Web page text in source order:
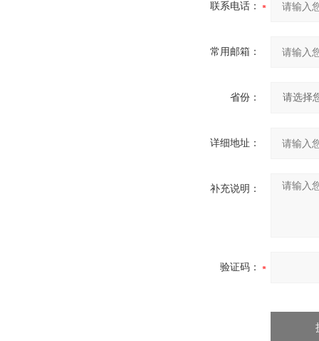
联系电话：
常用邮箱：
省份：
详细地址：
补充说明：
验证码：